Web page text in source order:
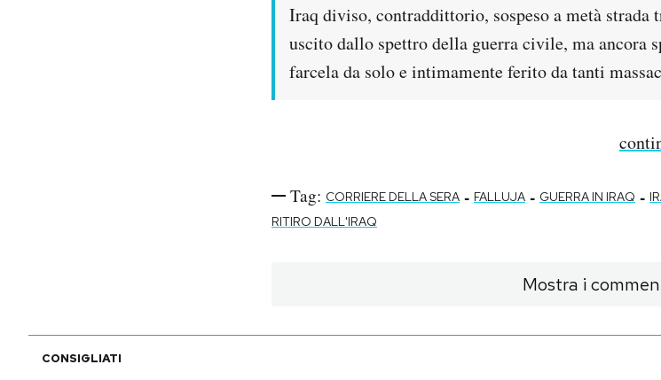
Iraq diviso, contraddittorio, sospeso a metà strada
uscito dallo spettro della guerra civile, ma ancora
farcela da solo e intimamente ferito da tanti
Tag: CORRIERE DELLA SERA - FALLUJA - GUERRA IN IRAQ -
RITIRO DALL'IRAQ
Mostra i
CONSIGLIATI